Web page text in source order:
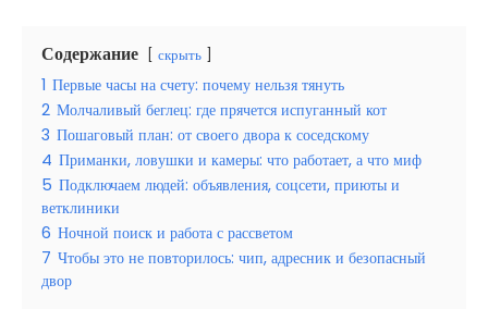
Содержание скрыть
1 Первые часы на счету: почему нельзя тянуть
2 Молчаливый беглец: где прячется испуганный кот
3 Пошаговый план: от своего двора к соседскому
4 Приманки, ловушки и камеры: что работает, а что миф
5 Подключаем людей: объявления, соцсети, приюты и
ветклиники
6 Ночной поиск и работа с рассветом
7 Чтобы это не повторилось: чип, адресник и безопасный
двор